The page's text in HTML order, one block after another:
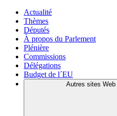
Actualité
Thèmes
Députés
À propos du Parlement
Plénière
Commissions
Délégations
Budget de l´EU
Autres sites Web